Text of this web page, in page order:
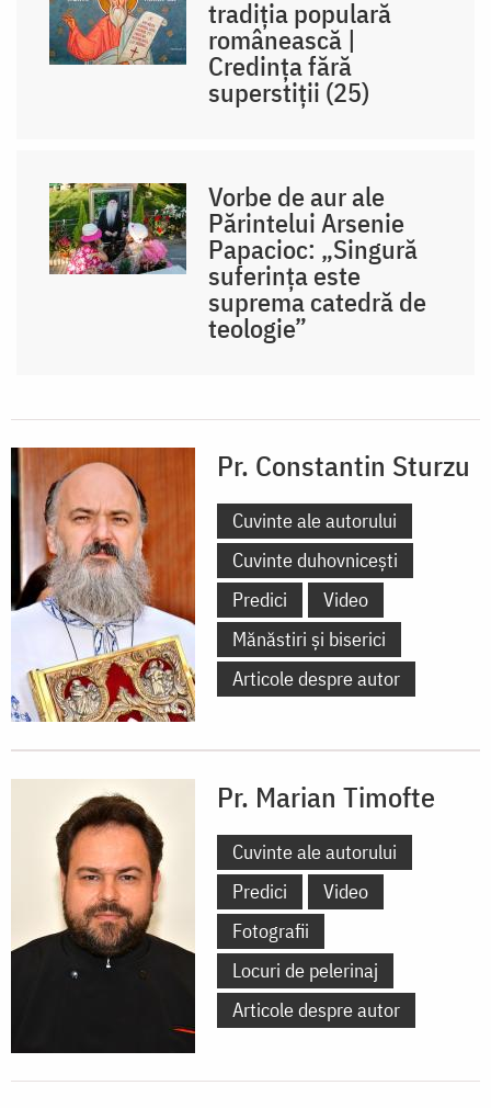
tradiția populară
românească |
Credința fără
superstiții (25)
Vorbe de aur ale
Părintelui Arsenie
Papacioc: „Singură
suferința este
suprema catedră de
teologie”
Pr. Constantin Sturzu
Cuvinte ale autorului
Cuvinte duhovnicești
Predici
Video
Mănăstiri și biserici
Articole despre autor
Pr. Marian Timofte
Cuvinte ale autorului
Predici
Video
Fotografii
Locuri de pelerinaj
Articole despre autor